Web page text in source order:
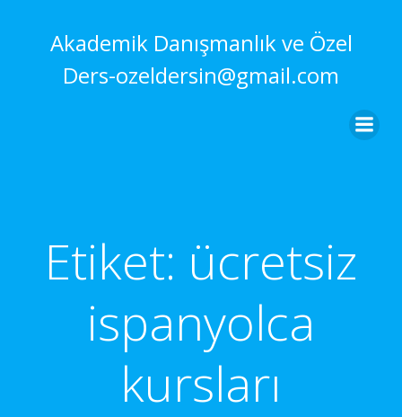
Akademik Danışmanlık ve Özel
Ders-ozeldersin@gmail.com
Etiket: ücretsiz
ispanyolca
kursları